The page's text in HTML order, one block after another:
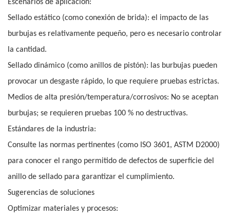
Escenarios de aplicación:
Sellado estático (como conexión de brida): el impacto de las
burbujas es relativamente pequeño, pero es necesario controlar
la cantidad.
Sellado dinámico (como anillos de pistón): las burbujas pueden
provocar un desgaste rápido, lo que requiere pruebas estrictas.
Medios de alta presión/temperatura/corrosivos: No se aceptan
burbujas; se requieren pruebas 100 % no destructivas.
Estándares de la industria:
Consulte las normas pertinentes (como ISO 3601, ASTM D2000)
para conocer el rango permitido de defectos de superficie del
anillo de sellado para garantizar el cumplimiento.
Sugerencias de soluciones
Optimizar materiales y procesos: